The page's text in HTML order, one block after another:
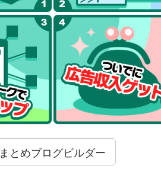
まとめブログビルダー